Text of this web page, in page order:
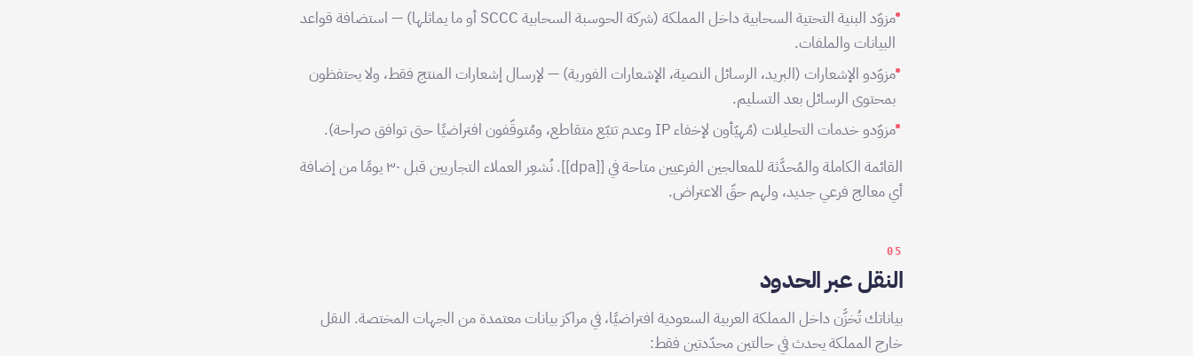
مزوّد البنية التحتية السحابية داخل المملكة (شركة الحوسبة السحابية SCCC أو ما يماثلها) — استضافة قواعد
البيانات والملفات.
مزوّدو الإشعارات (البريد، الرسائل النصية، الإشعارات الفورية) — لإرسال إشعارات المنتج فقط، ولا يحتفظون
بمحتوى الرسائل بعد التسليم.
مزوّدو خدمات التحليلات (مُهيّأون لإخفاء IP وعدم تتبّع متقاطع، ومُتوقّفون افتراضيًا حتى توافق صراحة).
القائمة الكاملة والمُحدَّثة للمعالجين الفرعيين متاحة في [[dpa]]. نُشعِر العملاء التجاريين قبل ٣٠ يومًا من إضافة
أي معالج فرعي جديد، ولهم حقّ الاعتراض.
05
النقل عبر الحدود
بياناتك تُخزَّن داخل المملكة العربية السعودية افتراضيًا، في مراكز بيانات معتمدة من الجهات المختصة. النقل
خارج المملكة يحدث في حالتين محدّدتين فقط: